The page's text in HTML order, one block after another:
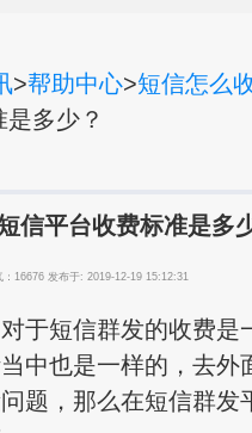
>帮助中心>短信怎么
多少？
信平台收费标准是多
16676 发布于: 2019-12-19 15:12:31
对于短信群发的收费是
中也是一样的，去外
题，那么在短信群发